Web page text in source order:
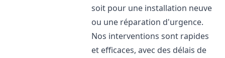
soit pour une installation neuve
ou une réparation d'urgence.
Nos interventions sont rapides
et efficaces, avec des délais de